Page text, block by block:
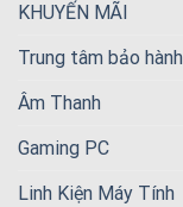
KHUYẾN MÃI
Trung tâm bảo hành
Âm Thanh
Gaming PC
Linh Kiện Máy Tính